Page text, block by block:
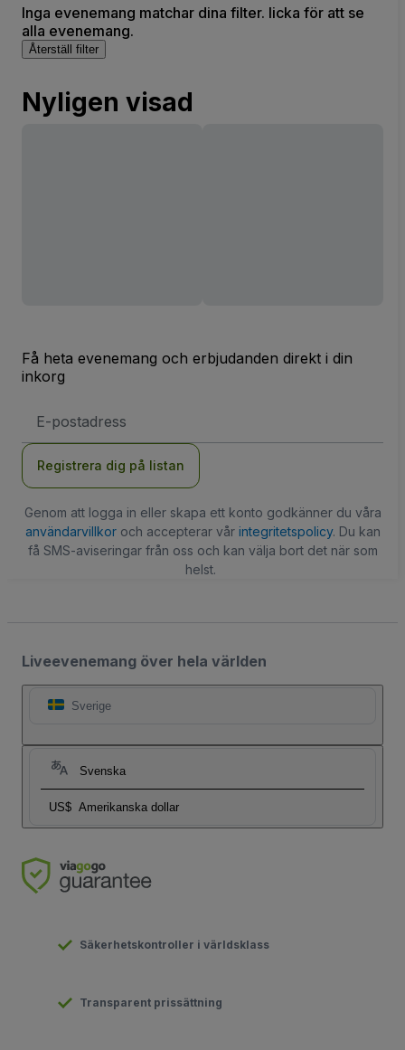
Inga evenemang matchar dina filter. licka för att se
alla evenemang.
Återställ filter
Nyligen visad
Få heta evenemang och erbjudanden direkt i din
inkorg
postadress
Registrera dig på listan
Genom att logga in eller skapa ett konto godkänner du våra
användarvillkoroch accepterar vår integritetspolicy. Du kan
få SMS-aviseringar från oss och kan välja bort det när som
helst.
Liveevenemang över hela världen
Sverige
Svenska
US$ Amerikanska dollar
Säkerhetskontroller i världsklass
Transparent prissättning